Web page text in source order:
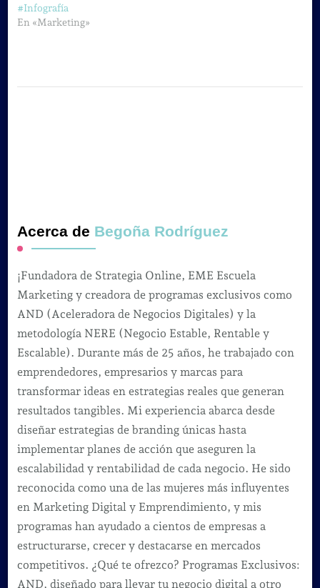
#Infografía
En «Marketing»
Acerca de Begoña Rodríguez
¡Fundadora de Strategia Online, EME Escuela
Marketing y creadora de programas exclusivos como
AND (Aceleradora de Negocios Digitales) y la
metodología NERE (Negocio Estable, Rentable y
Escalable). Durante más de 25 años, he trabajado con
emprendedores, empresarios y marcas para
transformar ideas en estrategias reales que generan
resultados tangibles. Mi experiencia abarca desde
diseñar estrategias de branding únicas hasta
implementar planes de acción que aseguren la
escalabilidad y rentabilidad de cada negocio. He sido
reconocida como una de las mujeres más influyentes
en Marketing Digital y Emprendimiento, y mis
programas han ayudado a cientos de empresas a
estructurarse, crecer y destacarse en mercados
competitivos. ¿Qué te ofrezco? Programas Exclusivos:
AND, diseñado para llevar tu negocio digital a otro